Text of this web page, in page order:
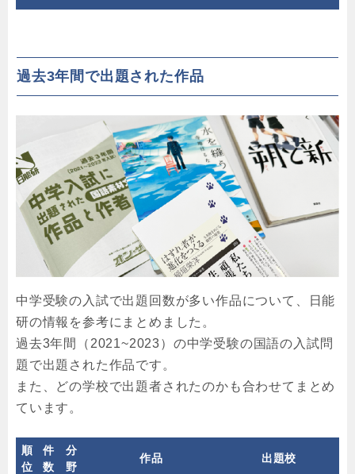
過去3年間で出題された作品
中学受験の入試で出題回数が多い作品について、日能
研の情報を参考にまとめました。
過去3年間（2021~2023）の中学受験の国語の入試問
題で出題された作品です。
また、どの学校で出題者されたのかも合わせてまとめ
ています。
順
位
件
数
分
野
作品 出題校